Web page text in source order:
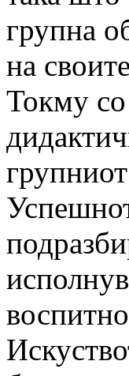
групна
на
Токму со